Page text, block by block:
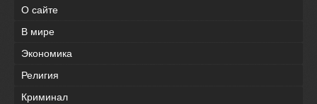
О сайте
В мире
Экономика
Религия
Криминал